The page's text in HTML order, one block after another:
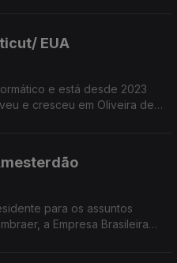
EUA
e está desde 2023
e cresceu em Oliveira de
para os assuntos
a Empresa Brasileira